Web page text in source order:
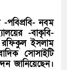
-পবিপ্রবি- নবম
-বাকৃবি-
রফিকুল ইসলাম
সোসাইটি
জানিয়েছেন।